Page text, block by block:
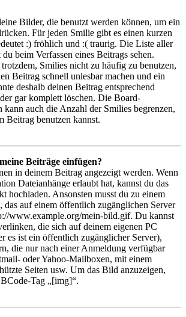
Bilder, die benutzt werden können, um ein
Für jeden Smilie gibt es einen kurzen
:) fröhlich und :( traurig. Die Liste aller
beim Verfassen eines Beitrags sehen.
Smilies nicht zu häufig zu benutzen,
Beitrag schnell unlesbar machen und ein
deshalb deinen Beitrag entsprechend
gar komplett löschen. Die Board-
kann auch die Anzahl der Smilies begrenzen,
Beitrag benutzen kannst.
Beiträge einfügen?
in deinem Beitrag angezeigt werden. Wenn
Dateianhänge erlaubt hat, kannst du das
hochladen. Ansonsten musst du zu einem
auf einem öffentlich zugänglichen Server
www.example.org/mein-bild.gif. Du kannst
die sich auf deinem eigenen PC
es ist ein öffentlich zugänglicher Server),
die nur nach einer Anmeldung verfügbar
oder Yahoo-Mailboxen, mit einem
Seiten usw. Um das Bild anzuzeigen,
Tag „[img]“.